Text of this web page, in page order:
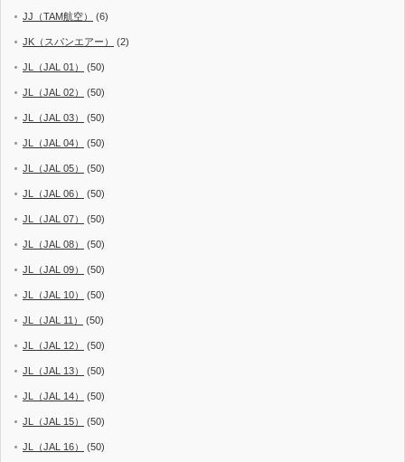
JJ（TAM航空） (6)
JK（スパンエアー） (2)
JL（JAL 01） (50)
JL（JAL 02） (50)
JL（JAL 03） (50)
JL（JAL 04） (50)
JL（JAL 05） (50)
JL（JAL 06） (50)
JL（JAL 07） (50)
JL（JAL 08） (50)
JL（JAL 09） (50)
JL（JAL 10） (50)
JL（JAL 11） (50)
JL（JAL 12） (50)
JL（JAL 13） (50)
JL（JAL 14） (50)
JL（JAL 15） (50)
JL（JAL 16） (50)